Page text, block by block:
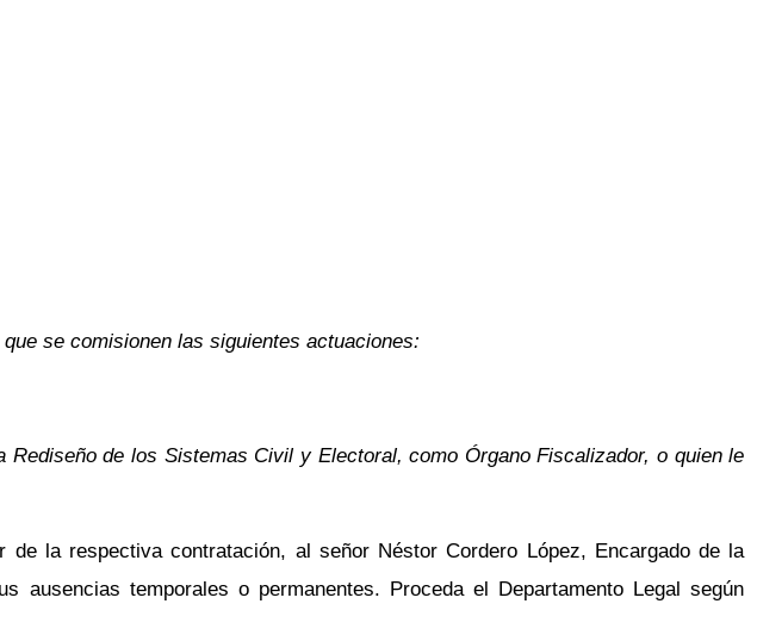
se comisionen las siguientes actuaciones:
de los Sistemas Civil y Electoral, como Órgano Fiscalizador, o quien le
la respectiva contratación, al señor Néstor Cordero López, Encargado de la
temporales o permanentes. Proceda el Departamento Legal según